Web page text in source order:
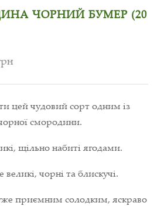
ЧОРНИЙ БУМЕР (20
цей чудовий сорт одним із
смородини.
щільно набиті ягодами.
чорні та блискучі.
приємним солодким, яскраво